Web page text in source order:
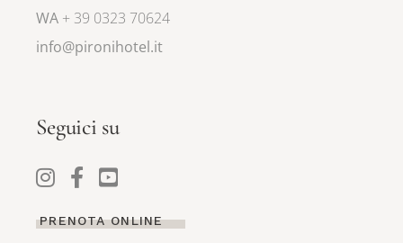
WA + 39 0323 70624
info@pironihotel.it
Seguici su
PRENOTA ONLINE